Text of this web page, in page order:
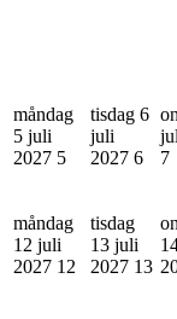
måndag
5 juli
2027 5
tisdag 6
juli
2027 6
7
måndag
12 juli
2027 12
tisdag
13 juli
2027 13